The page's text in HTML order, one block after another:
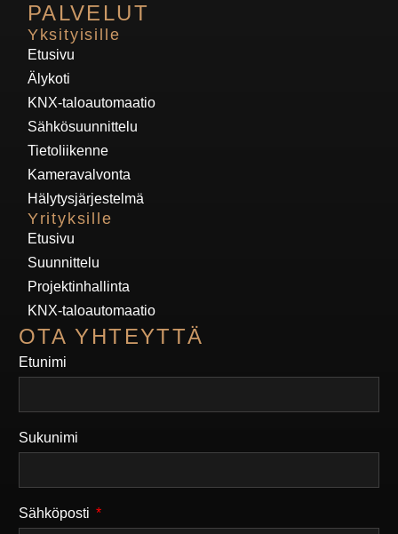
PALVELUT
Yksityisille
Etusivu
Älykoti
KNX-taloautomaatio
Sähkösuunnittelu
Tietoliikenne
Kameravalvonta
Hälytysjärjestelmä
Yrityksille
Etusivu
Suunnittelu
Projektinhallinta
KNX-taloautomaatio
OTA YHTEYTTÄ
Etunimi
Sukunimi
Sähköposti